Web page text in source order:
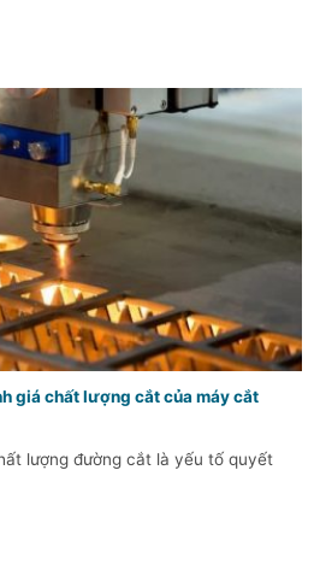
giá chất lượng cắt của máy cắt
lượng đường cắt là yếu tố quyết